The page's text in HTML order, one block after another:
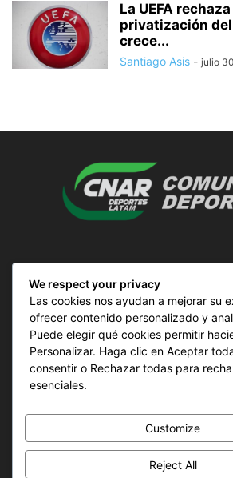
La UEFA
privatización
crece...
Santiago Asis - julio
ComunicAr Deportes es un
por el director y Productor argentino
2018, perteneciente a CnAr Latam y
deportivas de todo el continente
mundo, todos los deportes en un
la pasión por esta actividad,
capacitados para mostrar la
deportivo.
We respect your privacy
Las cookies nos ayudan a mejorar su
ofrecer contenido personalizado y
Puede elegir qué cookies permitir
Personalizar. Haga clic en Aceptar
consentir o Rechazar todas para
esenciales.
Customize
Reject All